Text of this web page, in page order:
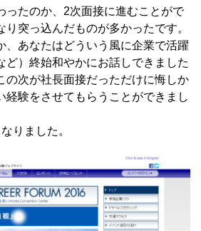
ったのか、2次面接に進むことがで
り突っ込んだものが多かったです。
、あなたはどういう風に企業で活躍
ど）終始和やかにお話しできました
の次が社長面接だっただけに悔しか
経験をさせてもらうことができまし
りました。